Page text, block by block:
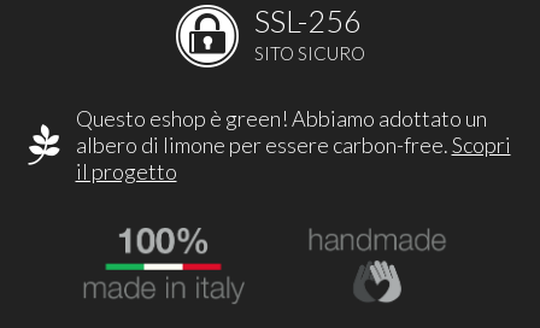
SSL-256
SITO SICURO
Questo eshop è green! Abbiamo adottato un
albero di limone per essere carbon-free.Scopri
il progetto